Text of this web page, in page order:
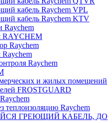
кабель Raychem VPL
кабель Raychem KTV
Raychem
RAYCHEM
Raychem
Raychem
и жилых помещений
FROSTGUARD
теплоизоляцию Raychem
ГРЕЮЩИЙ КАБЕЛЬ, ДО